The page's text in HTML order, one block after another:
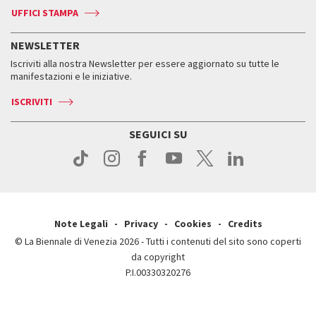
Press
Accrediti
Come raggiungerci
Accrediti
Come raggiungerci
Contatti
Press
Press
Edizioni passate
Orari e sedi
Biglietti
Servizi al pubblico
Come raggiungerci
Contatti
ASAC DATI
Storia
Orari e sedi
UFFICI STAMPA
NEWSLETTER
Iscriviti alla nostra Newsletter per essere aggiornato su tutte le
manifestazioni e le iniziative.
ISCRIVITI
SEGUICI SU
Note Legali Privacy Cookies
Credits
© La Biennale di Venezia 2026 - Tutti i contenuti del sito sono coperti
da copyright
P.I.00330320276